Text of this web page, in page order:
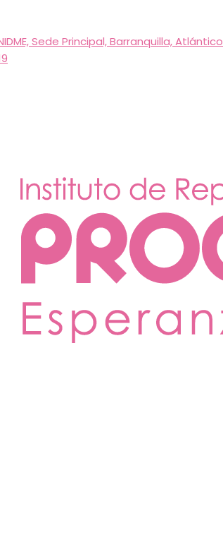
Sede Principal, Barranquilla, Atlántico